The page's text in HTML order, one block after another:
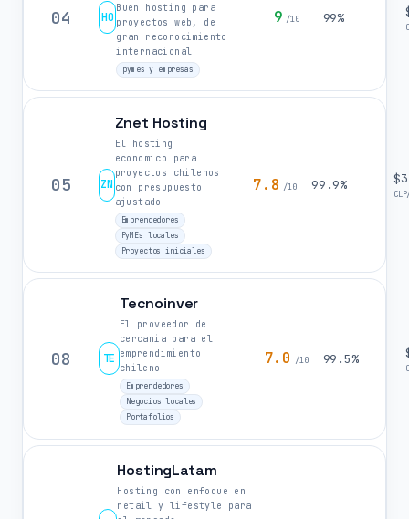
04 HO
Buen hosting para
proyectos web, de
gran reconocimiento
internacional
pymes y empresas
9 /10 99%
05 ZN
Znet Hosting
El hosting
economico para
proyectos chilenos
con presupuesto
ajustado
Emprendedores
PyMEs locales
Proyectos iniciales
7.8 /10 99.9%
08 TE
Tecnoinver
El proveedor de
cercania para el
emprendimiento
chileno
Emprendedores
Negocios locales
Portafolios
7.0 /10 99.5%
HostingLatam
Hosting con enfoque en
retail y lifestyle para